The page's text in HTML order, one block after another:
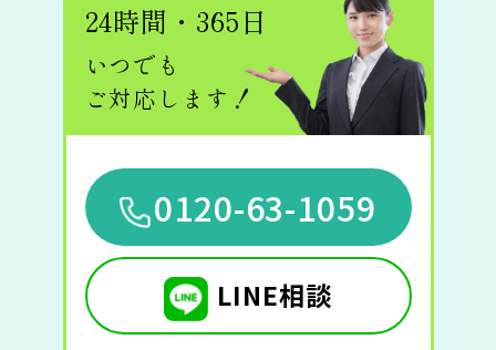
24時間・365日
いつでも
ご対応します！
0120-63-1059
LINE相談